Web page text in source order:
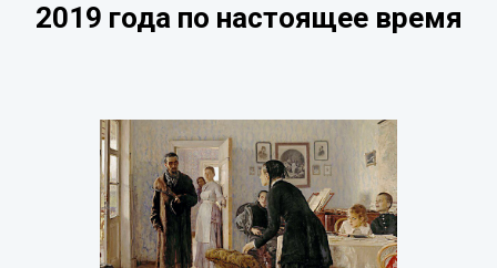
2019 года по настоящее время